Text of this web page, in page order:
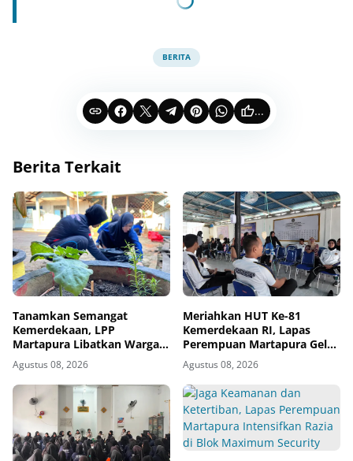
BERITA
...
Berita Terkait
Tanamkan Semangat
Kemerdekaan, LPP
Martapura Libatkan Warga
Binaan dalam Gotong
Royong
Agustus 08, 2026
Meriahkan HUT Ke-81
Kemerdekaan RI, Lapas
Perempuan Martapura Gelar
Porseni Antarpetugas
Agustus 08, 2026